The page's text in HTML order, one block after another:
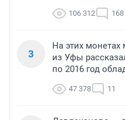
106 312 168
3
На этих монетах
из Уфы
по 2016 год
47 378 11